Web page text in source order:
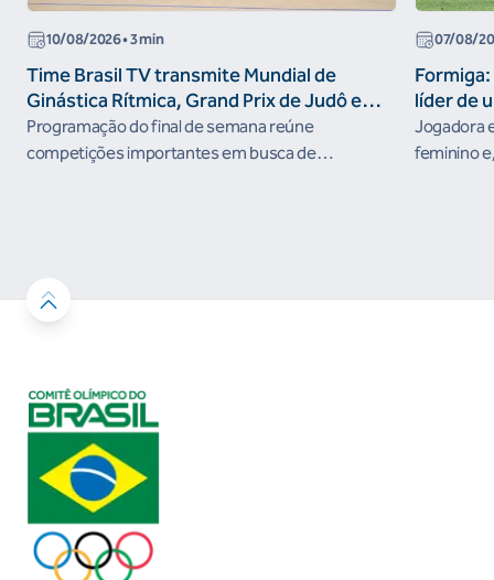
10/08/2026• 3 min
Time Brasil TV transmite Mundial de
Ginástica Rítmica, Grand Prix de Judô e
Brasileiro de Skate Street nesta semana
Programação do final de semana reúne
competições importantes em busca de
07/08/
líder de
Jogadora
feminino